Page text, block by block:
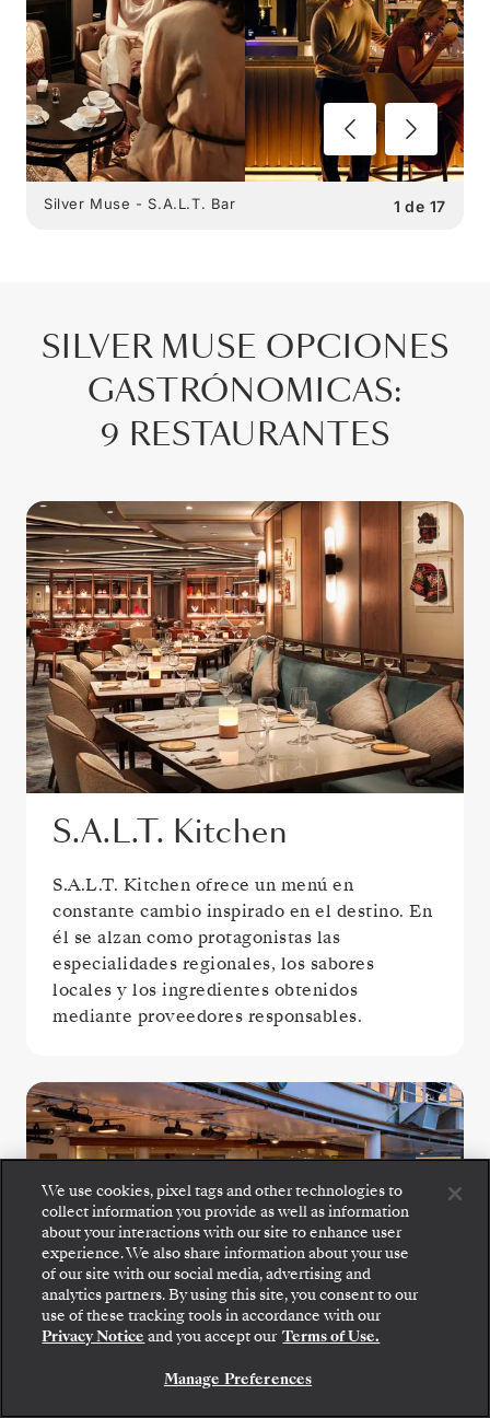
1 de 17
Silver Muse - S.A.L.T. Bar
SILVER MUSE OPCIONES
GASTRÓNOMICAS:
9 RESTAURANTES
S.A.L.T. Kitchen
S.A.L.T. Kitchen ofrece un menú en
constante cambio inspirado en el destino. En
él se alzan como protagonistas las
especialidades regionales, los sabores
locales y los ingredientes obtenidos
mediante proveedores responsables.
We use cookies, pixel tags and other technologies to
collect information you provide as well as information
about your interactions with our site to enhance user
experience. We also share information about your use
of our site with our social media, advertising and
analytics partners. By using this site, you consent to our
use of these tracking tools in accordance with our
Privacy Notice and you accept our Terms of Use.
Manage Preferences